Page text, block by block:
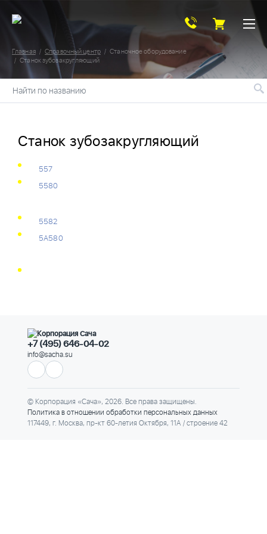
Главная Справочный центр
Станочное оборудование
Станок зубозакругляющий
Найти по названию
Станок зубозакругляющий
557
5580
5582
5А580
+7 (495) 646-04-02
info@sacha.su
© Корпорация «Сача», 2026. Все права защищены.
Политика в отношении обработки персональных данных
117449, г. Москва, пр-кт 60-летия Октября, 11А / строение 42